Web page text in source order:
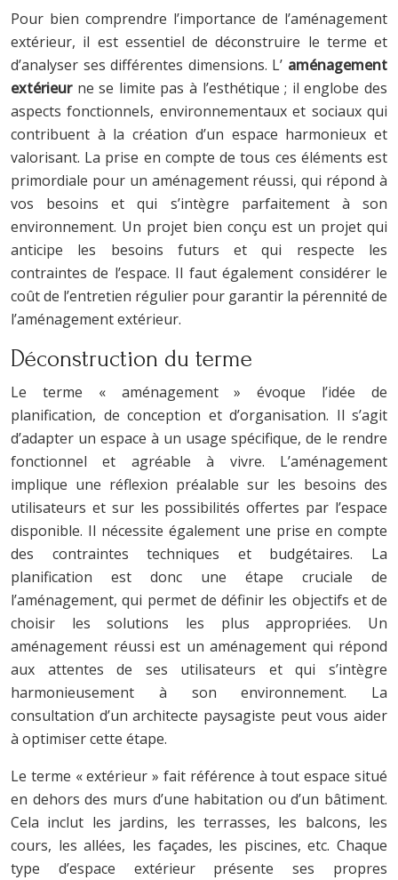
Pour bien comprendre l’importance de l’aménagement
extérieur, il est essentiel de déconstruire le terme et
d’analyser ses différentes dimensions. L’ aménagement
extérieur ne se limite pas à l’esthétique ; il englobe des
aspects fonctionnels, environnementaux et sociaux qui
contribuent à la création d’un espace harmonieux et
valorisant. La prise en compte de tous ces éléments est
primordiale pour un aménagement réussi, qui répond à
vos besoins et qui s’intègre parfaitement à son
environnement. Un projet bien conçu est un projet qui
anticipe les besoins futurs et qui respecte les
contraintes de l’espace. Il faut également considérer le
coût de l’entretien régulier pour garantir la pérennité de
l’aménagement extérieur.
Déconstruction du terme
Le terme « aménagement » évoque l’idée de
planification, de conception et d’organisation. Il s’agit
d’adapter un espace à un usage spécifique, de le rendre
fonctionnel et agréable à vivre. L’aménagement
implique une réflexion préalable sur les besoins des
utilisateurs et sur les possibilités offertes par l’espace
disponible. Il nécessite également une prise en compte
des contraintes techniques et budgétaires. La
planification est donc une étape cruciale de
l’aménagement, qui permet de définir les objectifs et de
choisir les solutions les plus appropriées. Un
aménagement réussi est un aménagement qui répond
aux attentes de ses utilisateurs et qui s’intègre
harmonieusement à son environnement. La
consultation d’un architecte paysagiste peut vous aider
à optimiser cette étape.
Le terme « extérieur » fait référence à tout espace situé
en dehors des murs d’une habitation ou d’un bâtiment.
Cela inclut les jardins, les terrasses, les balcons, les
cours, les allées, les façades, les piscines, etc. Chaque
type d’espace extérieur présente ses propres